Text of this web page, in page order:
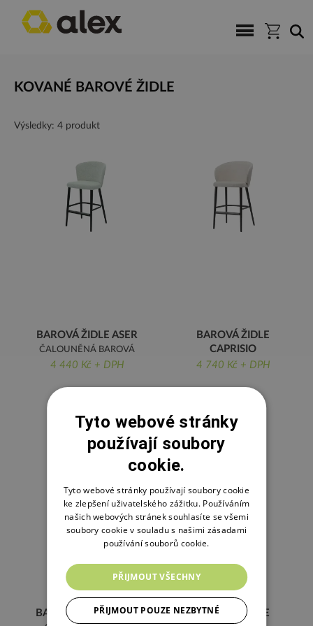
KOVANÉ BAROVÉ ŽIDLE
Výsledky: 4 produkt
BAROVÁ ŽIDLE ASER
ČALOUNĚNÁ BAROVÁ
ŽIDLE
4 440 Kč + DPH
BAROVÁ ŽIDLE
CAPRISIO
ČALOUNĚNÁ ŽIDLE
4 740 Kč + DPH
BAROVÁ ŽIDLE FOKS
BAROVÁ ŽIDLE
Tyto webové stránky
používají soubory
cookie.
Tyto webové stránky používají soubory cookie
ke zlepšení uživatelského zážitku. Používáním
našich webových stránek souhlasíte se všemi
soubory cookie v souladu s našimi zásadami
používání souborů cookie.
PŘIJMOUT VŠECHNY
PŘIJMOUT POUZE NEZBYTNÉ